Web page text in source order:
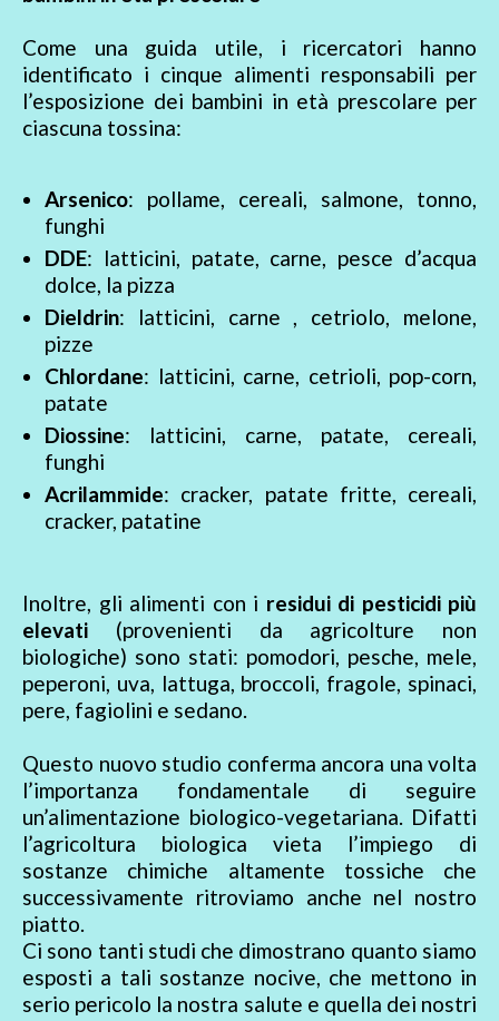
Come una guida utile, i ricercatori hanno
identificato i cinque alimenti responsabili per
l’esposizione dei bambini in età prescolare per
ciascuna tossina:
Arsenico: pollame, cereali, salmone, tonno,
funghi
DDE: latticini, patate, carne, pesce d’acqua
dolce, la pizza
Dieldrin: latticini, carne , cetriolo, melone,
pizze
Chlordane: latticini, carne, cetrioli, pop-corn,
patate
Diossine: latticini, carne, patate, cereali,
funghi
Acrilammide: cracker, patate fritte, cereali,
cracker, patatine
Inoltre, gli alimenti con i residui di pesticidi più
elevati (provenienti da agricolture non
biologiche) sono stati: pomodori, pesche, mele,
peperoni, uva, lattuga, broccoli, fragole, spinaci,
pere, fagiolini e sedano.
Questo nuovo studio conferma ancora una volta
l’importanza fondamentale di seguire
un’alimentazione biologico-vegetariana. Difatti
l’agricoltura biologica vieta l’impiego di
sostanze chimiche altamente tossiche che
successivamente ritroviamo anche nel nostro
piatto.
Ci sono tanti studi che dimostrano quanto siamo
esposti a tali sostanze nocive, che mettono in
serio pericolo la nostra salute e quella dei nostri